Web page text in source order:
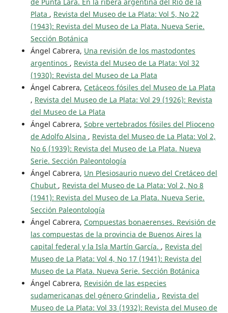
Plata , Revista del Museo de La Plata: Vol 5, No 22
(1943): Revista del Museo de La Plata. Nueva Serie.
Sección Botánica
Ángel Cabrera, Una revisión de los mastodontes
argentinos , Revista del Museo de La Plata: Vol 32
(1930): Revista del Museo de La Plata
Ángel Cabrera, Cetáceos fósiles del Museo de La Plata
, Revista del Museo de La Plata: Vol 29 (1926): Revista
del Museo de La Plata
Ángel Cabrera, Sobre vertebrados fósiles del Plioceno
de Adolfo Alsina , Revista del Museo de La Plata: Vol 2,
No 6 (1939): Revista del Museo de La Plata. Nueva
Serie. Sección Paleontología
Ángel Cabrera, Un Plesiosaurio nuevo del Cretáceo del
Chubut , Revista del Museo de La Plata: Vol 2, No 8
(1941): Revista del Museo de La Plata. Nueva Serie.
Sección Paleontología
Ángel Cabrera, Compuestas bonaerenses. Revisión de
las compuestas de la provincia de Buenos Aires la
capital federal y la Isla Martín García. , Revista del
Museo de La Plata: Vol 4, No 17 (1941): Revista del
Museo de La Plata. Nueva Serie. Sección Botánica
Ángel Cabrera, Revisión de las especies
sudamericanas del género Grindelia , Revista del
Museo de La Plata: Vol 33 (1932): Revista del Museo de